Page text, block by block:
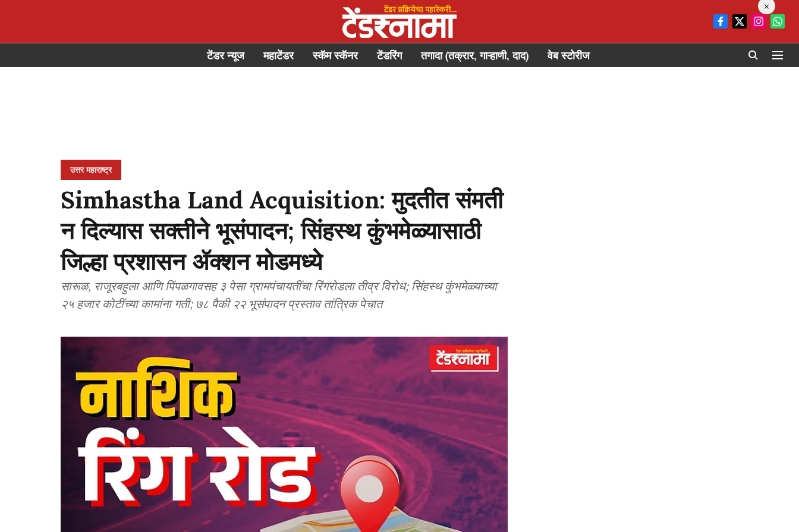
टेंडर न्यूज महाटेंडर स्कॅम स्कॅनर टेंडरिंग तगादा (तक्रार, गाऱ्हाणी, दाद) वेब स्टोरीज
उत्तर महाराष्ट्र
Simhastha Land Acquisition: मुदतीत संमती
न दिल्यास सक्तीने भूसंपादन; सिंहस्थ कुंभमेळ्यासाठी
जिल्हा प्रशासन ॲक्शन मोडमध्ये
सारूळ, राजूरबहुला आणि पिंपळगावसह ३ पेसा ग्रामपंचायतींचा रिंगरोडला तीव्र विरोध; सिंहस्थ कुंभमेळ्याच्या
२५ हजार कोटींच्या कामांना गती; ७८ पैकी २२ भूसंपादन प्रस्ताव तांत्रिक पेचात
×